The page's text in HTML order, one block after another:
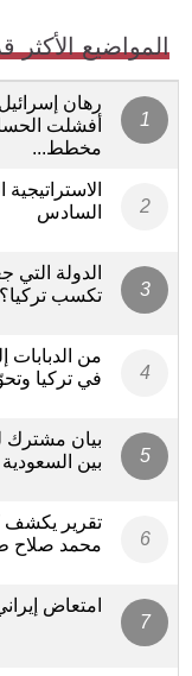
المواضيع الأكثر
رهان
أفشلت
مخطط...
السادس
الدولة
تكسب تركيا؟
من الدبابات
في تركيا
بيان مشترك
بين
تقرير يكشف
محمد صلاح
امتعاض